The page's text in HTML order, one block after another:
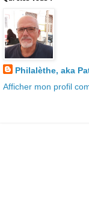
Philalèthe, aka
Afficher mon profil